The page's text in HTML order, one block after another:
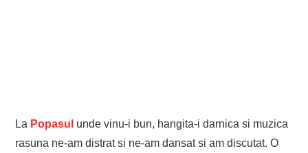
La Popasul unde vinu-i bun, hangita-i darnica si muzica
rasuna ne-am distrat si ne-am dansat si am discutat. O